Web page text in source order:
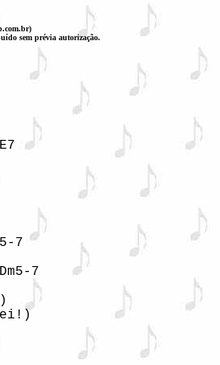
sem prévia autorização.
7
7